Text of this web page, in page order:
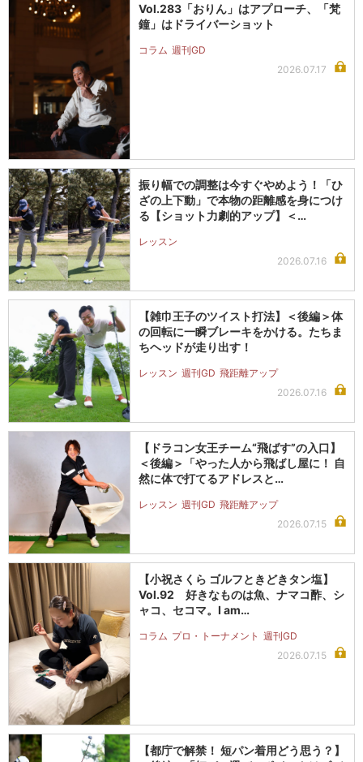
Vol.283「おりん」はアプローチ、「梵
鐘」はドライバーショット
コラム 週刊GD
2026.07.17
振り幅での調整は今すぐやめよう！「ひ
ざの上下動」で本物の距離感を身につけ
る【ショット力劇的アップ】＜…
レッスン
2026.07.16
【雑巾王子のツイスト打法】＜後編＞体
の回転に一瞬ブレーキをかける。たちま
ちヘッドが走り出す！
レッスン 週刊GD 飛距離アップ
2026.07.16
【ドラコン女王チーム“飛ばす”の入口】
＜後編＞「やった人から飛ばし屋に！ 自
然に体で打てるアドレスと…
レッスン 週刊GD 飛距離アップ
2026.07.15
【小祝さくら ゴルフときどきタン塩】
Vol.92 好きなものは魚、ナマコ酢、シ
ャコ、セコマ。I am…
コラム プロ・トーナメント 週刊GD
2026.07.15
【都庁で解禁！ 短パン着用どう思う？】